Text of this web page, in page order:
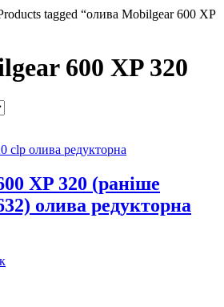
tagged “олива Mobilgear 600 XP
600 XP 320
XP 320 (раніше
олива редукторна